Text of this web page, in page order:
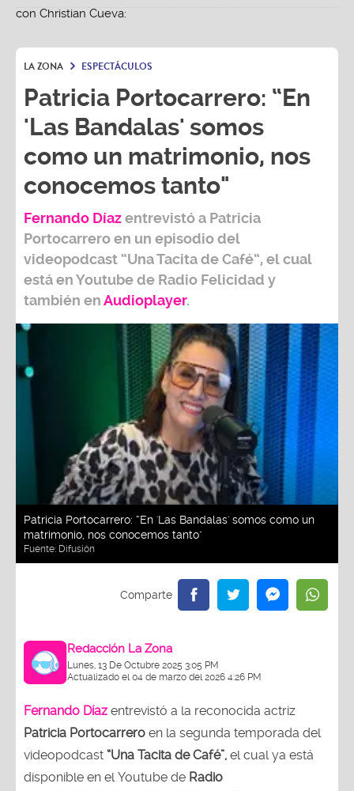
LA ZONA ESPECTÁCULOS
Patricia Portocarrero: “En
'Las Bandalas' somos
como un matrimonio, nos
conocemos tanto"
Fernando Díazentrevistó a Patricia
Portocarreroen un episodio del
videopodcast “Una Tacita de Café”, el cual
está en Youtube de Radio Felicidad y
también enAudioplayer.
Patricia Portocarrero: “En 'Las Bandalas' somos como un
matrimonio, nos conocemos tanto"
Fuente: Difusión
Redacción La Zona
Lunes, 13 De Octubre 2025 3:05 PM
Actualizado el 04 de marzo del 2026 4:26 PM
Fernando Díaz entrevistó a la reconocida actriz
Patricia Portocarrero en la segunda temporada del
videopodcast “Una Tacita de Café”, el cual ya está
disponible en el Youtube de Radio